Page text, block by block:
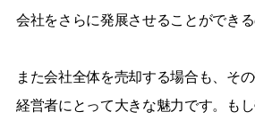
会社をさらに発展させることができる
また会社全体を売却する場合も、そ
経営者にとって大きな魅力です。も